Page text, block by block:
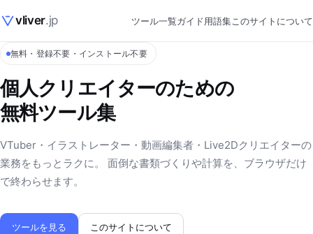
vliver.jp ツール一覧ガイド用語集このサイトについて
無料・登録不要・インストール不要
個人クリエイターのための
無料ツール集
VTuber・イラストレーター・動画編集者・Live2Dクリエイターの
業務をもっとラクに。 面倒な書類づくりや計算を、ブラウザだけ
で終わらせます。
ツールを見る このサイトについて